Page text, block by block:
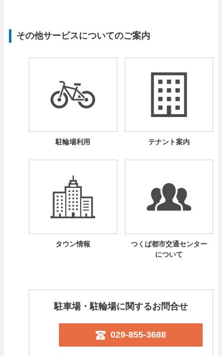
その他サービスについてのご案内
駐輪場利用 テナント案内
タウン情報
つくば都市交通センター
について
駐車場・駐輪場に関するお問合せ
029-855-3688